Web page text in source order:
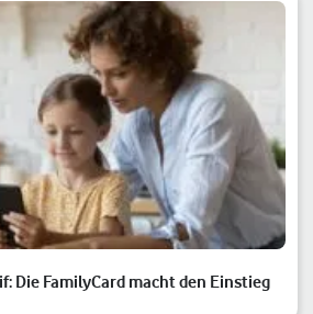
Die FamilyCard macht den Einstieg